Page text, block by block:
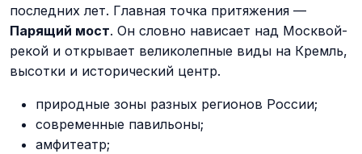
последних лет. Главная точка притяжения —
Парящий мост. Он словно нависает над Москвой-
рекой и открывает великолепные виды на Кремль,
высотки и исторический центр.
природные зоны разных регионов России;
современные павильоны;
амфитеатр;